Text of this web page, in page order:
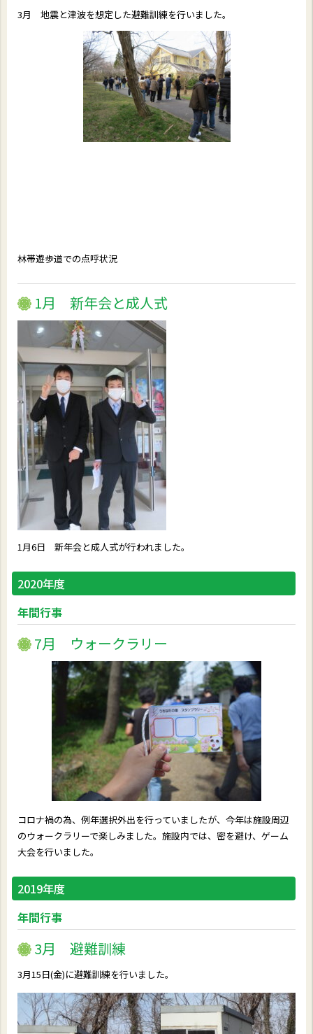
3月 地震と津波を想定した避難訓練を行いました。
林帯遊歩道での点呼状況
1月 新年会と成人式
1月6日 新年会と成人式が行われました。
2020年度
年間行事
7月 ウォークラリー
コロナ禍の為、例年選択外出を行っていましたが、今年は施設周辺
のウォークラリーで楽しみました。施設内では、密を避け、ゲーム
大会を行いました。
2019年度
年間行事
3月 避難訓練
3月15日(金)に避難訓練を行いました。